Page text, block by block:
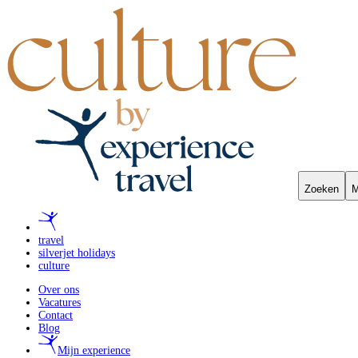
Zoeken
travel
silverjet holidays
culture
Over ons
Vacatures
Contact
Blog
Mijn experience